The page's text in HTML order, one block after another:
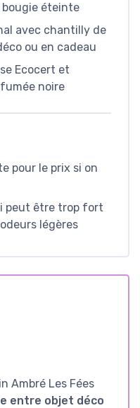
bougie éteinte
avec chantilly de
ou en cadeau
Ecocert et
noire
pour le prix si on
peut être trop fort
légères
Ambré Les Fées
entre objet déco